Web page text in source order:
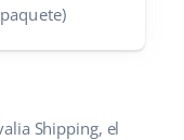
Shipping, el